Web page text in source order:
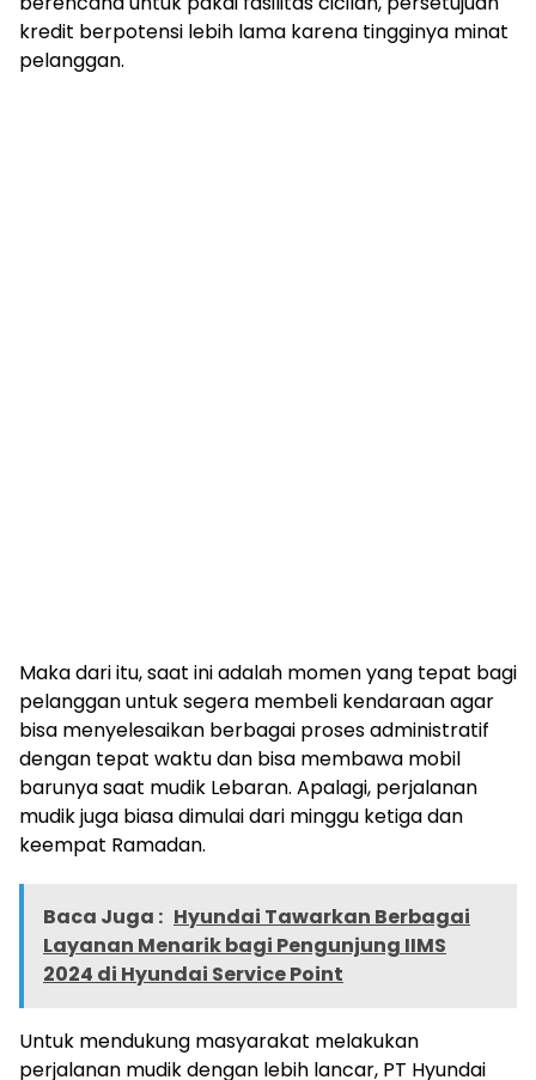
kredit berpotensi lebih lama karena tingginya minat
pelanggan.
Maka dari itu, saat ini adalah momen yang tepat bagi
pelanggan untuk segera membeli kendaraan agar
bisa menyelesaikan berbagai proses administratif
dengan tepat waktu dan bisa membawa mobil
barunya saat mudik Lebaran. Apalagi, perjalanan
mudik juga biasa dimulai dari minggu ketiga dan
keempat Ramadan.
Baca Juga : Hyundai Tawarkan Berbagai
Layanan Menarik bagi Pengunjung IIMS
2024 di Hyundai Service Point
Untuk mendukung masyarakat melakukan
perjalanan mudik dengan lebih lancar, PT Hyundai